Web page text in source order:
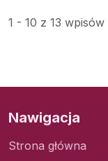
1 - 10 z 13 wpisów
Nawigacja
Strona główna